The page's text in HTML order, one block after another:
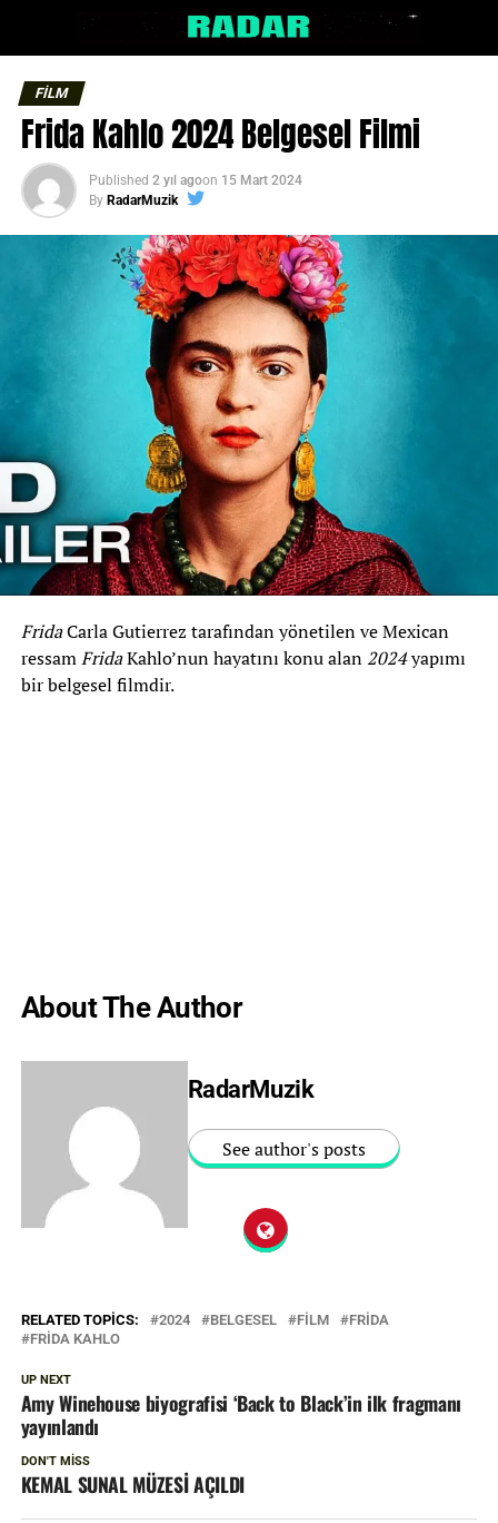
FİLM
Frida Kahlo 2024 Belgesel Filmi
Published 2 yıl agoon 15 Mart 2024
By RadarMuzik
FridaCarla Gutierrez tarafından yönetilen ve Mexican
ressamFridaKahlo’nun hayatını konu alan 2024yapımı
bir belgesel filmdir.
About The Author
RadarMuzik
See author's posts
RELATED TOPICS: 2024 BELGESEL FILM
FRIDA
FRIDA KAHLO
UP NEXT
Amy Winehouse biyografisi ‘Back to Black’in ilk fragmanı
yayınlandı
DON'T MISS
KEMAL SUNAL MÜZESİ AÇILDI